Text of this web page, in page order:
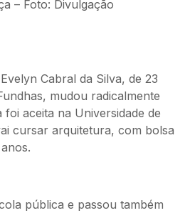
– Foto: Divulgação
Cabral da Silva, de 23
mudou radicalmente
foi aceita na Universidade de
cursar arquitetura, com bolsa
pública e passou também